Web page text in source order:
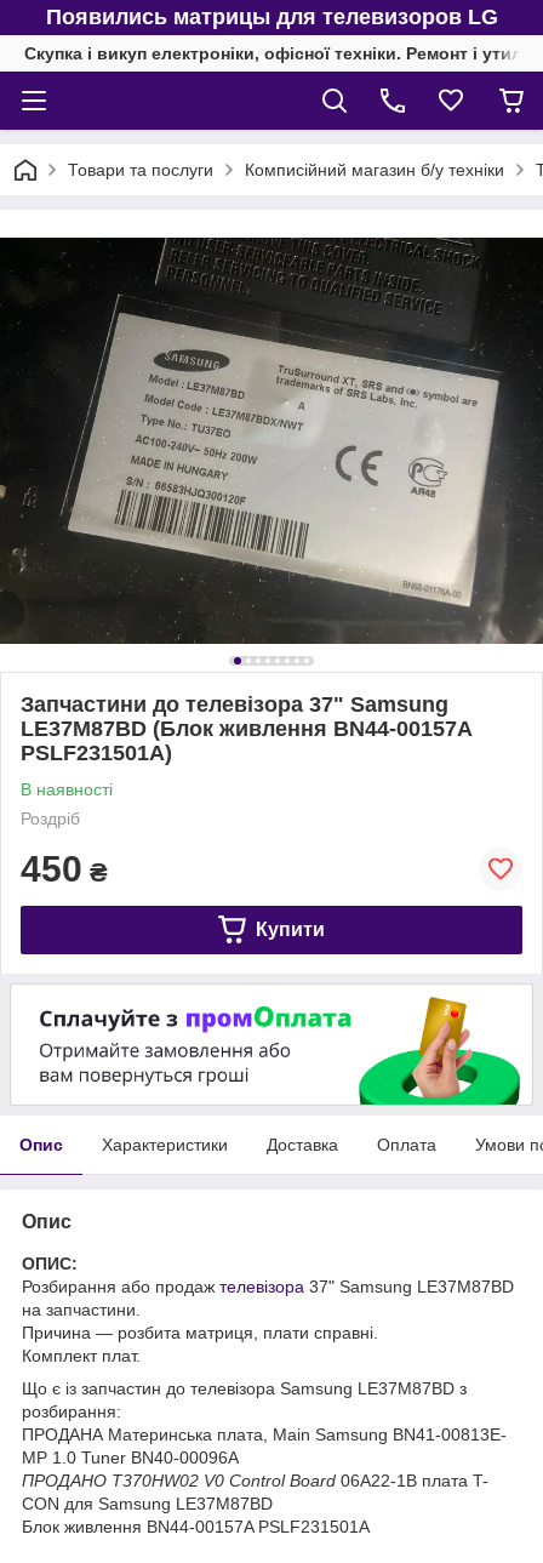
Появились матрицы для телевизоров LG
Скупка і викуп електроніки, офісної техніки. Ремонт і
Товари та послуги Комписійний магазин б/у техніки
Запчастини до телевізора 37" Samsung
LE37M87BD (Блок живлення BN44-00157A
PSLF231501A)
В наявності
Роздріб
450 ₴
Купити
Опис Характеристики Доставка Оплата Умови
Опис
ОПИС:
Розбирання або продаж телевізора 37" Samsung LE37M87BD
на запчастини.
Причина — розбита матриця, плати справні.
Комплект плат.
Що є із запчастин до телевізора Samsung LE37M87BD з
розбирання:
ПРОДАНА Материнська плата, Main Samsung BN41-00813E-
MP 1.0 Tuner BN40-00096A
ПРОДАНО T370HW02 V0 Control Board 06A22-1B плата T-
CON для Samsung LE37M87BD
Блок живлення BN44-00157A PSLF231501A